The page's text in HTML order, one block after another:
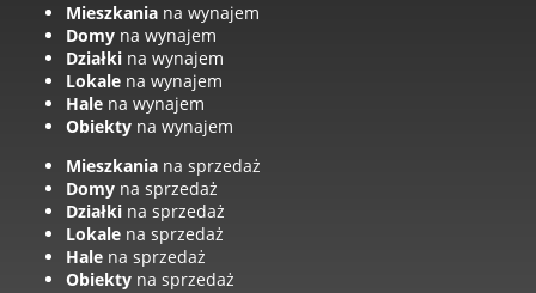
Mieszkania na wynajem
Domy na wynajem
Działki na wynajem
Lokale na wynajem
Hale na wynajem
Obiekty na wynajem
Mieszkania na sprzedaż
Domy na sprzedaż
Działki na sprzedaż
Lokale na sprzedaż
Hale na sprzedaż
Obiekty na sprzedaż